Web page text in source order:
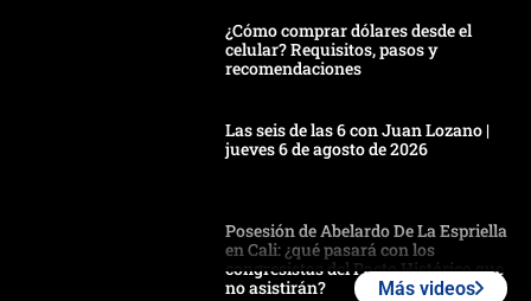
¿Cómo comprar dólares desde el
celular? Requisitos, pasos y
recomendaciones
Las seis de las 6 con Juan Lozano |
jueves 6 de agosto de 2026
Posesión de Abelardo De La Espriella
en Cali: ¿qué pasará con los
congresistas del Pacto Histórico que
no asistirán?
Más videos